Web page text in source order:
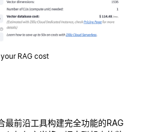
RAG cost
最前沿工具构建完全功能的RAG